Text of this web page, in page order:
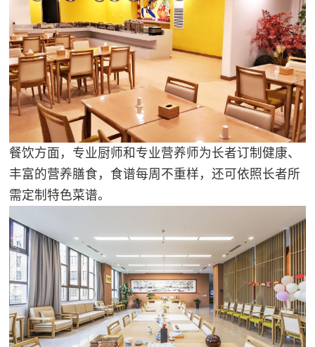
餐饮方面，专业厨师和专业营养师为长者订制健康、
丰富的营养膳食，食谱每周不重样，还可依照长者所
需定制特色菜谱。